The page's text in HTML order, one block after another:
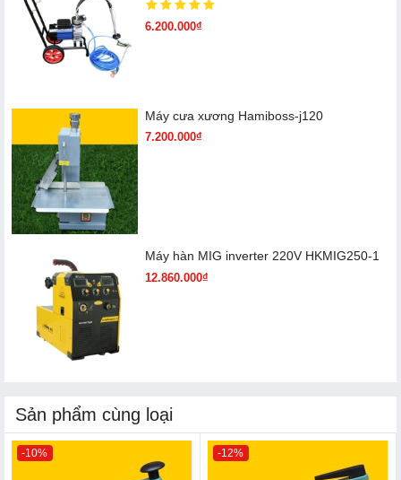
6.200.000₫
Máy cưa xương Hamiboss-j120
7.200.000₫
Máy hàn MIG inverter 220V HKMIG250-1
12.860.000₫
Sản phẩm cùng loại
-10% -12%